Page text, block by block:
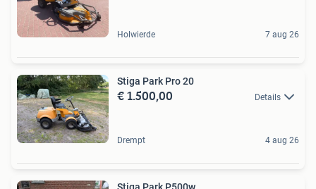
Holwierde 7 aug 26
Stiga Park Pro 20
€ 1.500,00 Details
Drempt 4 aug 26